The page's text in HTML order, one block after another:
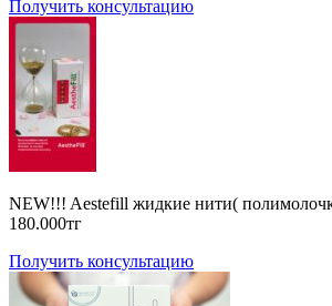
Получить консультацию
NEW!!! Aestefill жидкие нити(
180.000тг
Получить консультацию